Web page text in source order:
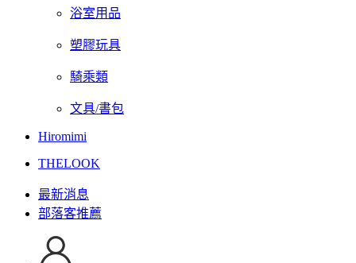
浴室用品
塑膠玩具
騎乘類
文具/書包
Hiromimi
THELOOK
最新消息
部落客推薦